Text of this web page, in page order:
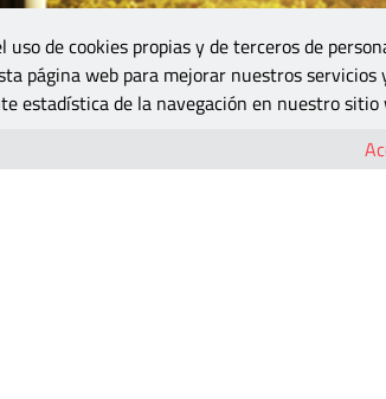
de cookies propias y de terceros de
página web para mejorar nuestros servicios
estadística de la navegación en nuestro sitio